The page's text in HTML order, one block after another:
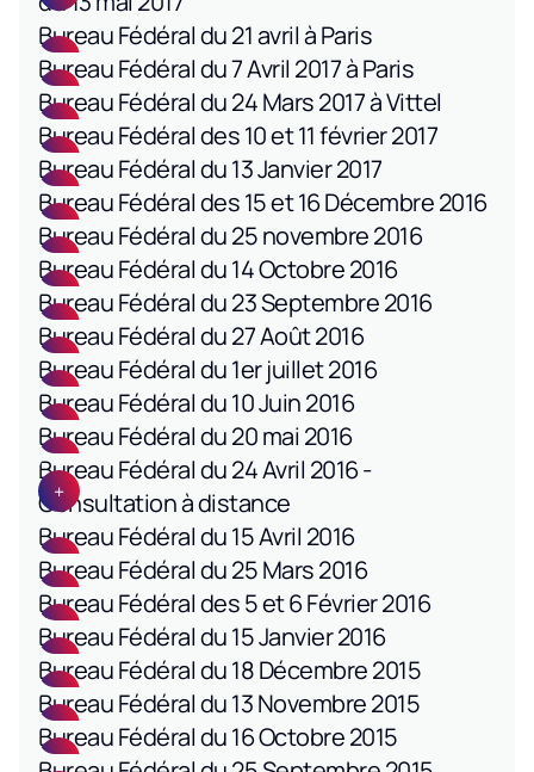
Bureau Fédéral du 21 avril à Paris
Bureau Fédéral du 7 Avril 2017 à Paris
Bureau Fédéral du 24 Mars 2017 à Vittel
Bureau Fédéral des 10 et 11 février 2017
Bureau Fédéral du 13 Janvier 2017
Bureau Fédéral des 15 et 16 Décembre 2016
Bureau Fédéral du 25 novembre 2016
Bureau Fédéral du 14 Octobre 2016
Bureau Fédéral du 23 Septembre 2016
Bureau Fédéral du 27 Août 2016
Bureau Fédéral du 1er juillet 2016
Bureau Fédéral du 10 Juin 2016
Bureau Fédéral du 20 mai 2016
Bureau Fédéral du 24 Avril 2016 -
Consultation à distance
Bureau Fédéral du 15 Avril 2016
Bureau Fédéral du 25 Mars 2016
Bureau Fédéral des 5 et 6 Février 2016
Bureau Fédéral du 15 Janvier 2016
Bureau Fédéral du 18 Décembre 2015
Bureau Fédéral du 13 Novembre 2015
Bureau Fédéral du 16 Octobre 2015